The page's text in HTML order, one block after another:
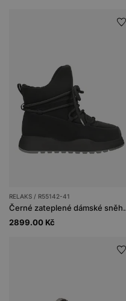
RELAKS / R55142-41
Černé
2899.00 Kč